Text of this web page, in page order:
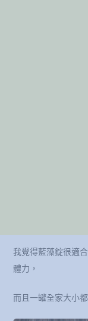
我覺得藍藻錠很適
體力，
而且一罐全家大小